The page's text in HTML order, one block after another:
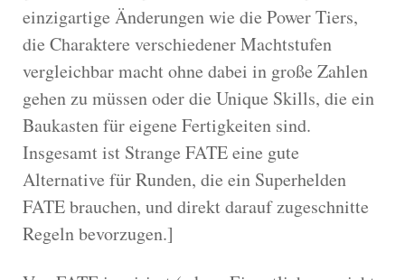
einzigartige Änderungen wie die Power Tiers,
die Charaktere verschiedener Machtstufen
vergleichbar macht ohne dabei in große Zahlen
gehen zu müssen oder die Unique Skills, die ein
Baukasten für eigene Fertigkeiten sind.
Insgesamt ist Strange FATE eine gute
Alternative für Runden, die ein Superhelden
FATE brauchen, und direkt darauf zugeschnitte
Regeln bevorzugen.]